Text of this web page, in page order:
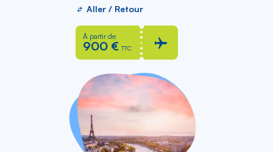
Aller / Retour
À partir de
900 € TTC